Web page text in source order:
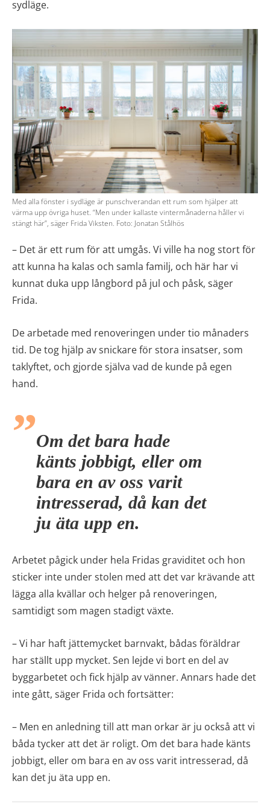
sydläge.
Med alla fönster i sydläge är punschverandan ett rum som hjälper att
värma upp övriga huset. “Men under kallaste vintermånaderna håller vi
stängt här”, säger Frida Viksten. Foto: Jonatan Stålhös
– Det är ett rum för att umgås. Vi ville ha nog stort för
att kunna ha kalas och samla familj, och här har vi
kunnat duka upp långbord på jul och påsk, säger
Frida.
De arbetade med renoveringen under tio månaders
tid. De tog hjälp av snickare för stora insatser, som
taklyftet, och gjorde själva vad de kunde på egen
hand.
Om det bara hade
känts jobbigt, eller om
bara en av oss varit
intresserad, då kan det
ju äta upp en.
Arbetet pågick under hela Fridas graviditet och hon
sticker inte under stolen med att det var krävande att
lägga alla kvällar och helger på renoveringen,
samtidigt som magen stadigt växte.
– Vi har haft jättemycket barnvakt, bådas föräldrar
har ställt upp mycket. Sen lejde vi bort en del av
byggarbetet och fick hjälp av vänner. Annars hade det
inte gått, säger Frida och fortsätter:
– Men en anledning till att man orkar är ju också att vi
båda tycker att det är roligt. Om det bara hade känts
jobbigt, eller om bara en av oss varit intresserad, då
kan det ju äta upp en.